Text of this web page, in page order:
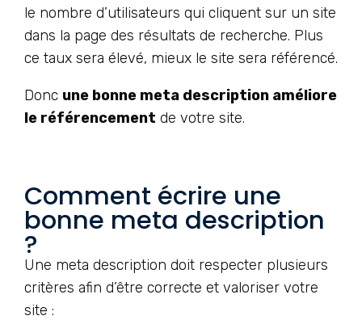
le nombre d’utilisateurs qui cliquent sur un site
dans la page des résultats de recherche. Plus
ce taux sera élevé, mieux le site sera référencé.
Donc une bonne meta description améliore
le référencement de votre site.
Comment écrire une
bonne meta description
?
Une meta description doit respecter plusieurs
critères afin d’être correcte et valoriser votre
site :